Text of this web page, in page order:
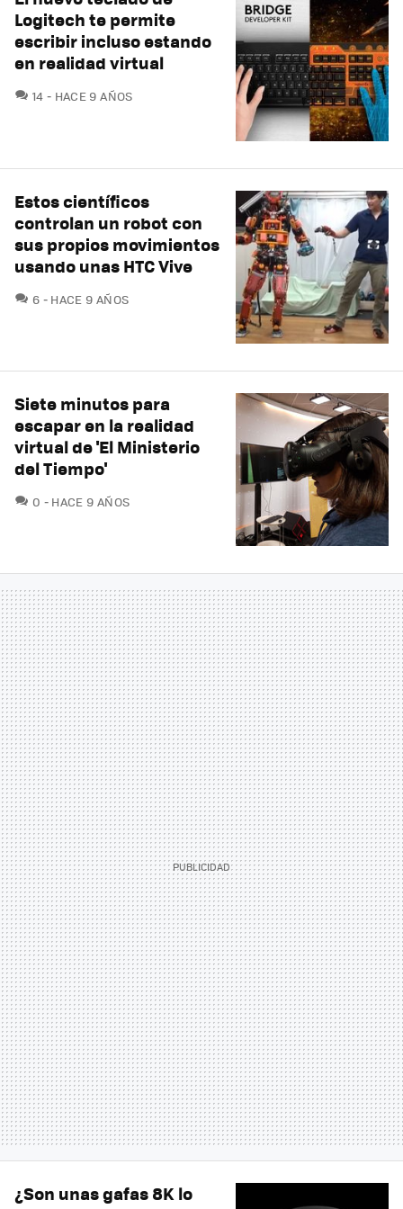
Logitech te permite
escribir incluso estando
en realidad virtual
14 COMENTARIOS
HACE 9 AÑOS
Estos científicos
controlan un robot con
sus propios movimientos
usando unas HTC Vive
6 COMENTARIOS
HACE 9 AÑOS
Siete minutos para
escapar en la realidad
virtual de 'El Ministerio
del Tiempo'
0 COMENTARIOS
HACE 9 AÑOS
¿Son unas gafas 8K lo